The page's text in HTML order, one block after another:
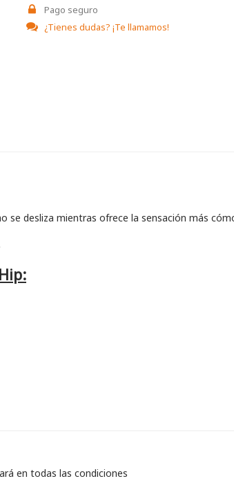
Pago seguro
¿Tienes dudas? ¡Te llamamos!
desliza mientras ofrece la sensación más
en todas las condiciones